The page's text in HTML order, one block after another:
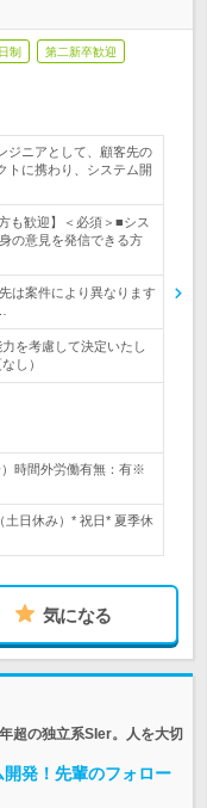
制 第二新卒歓迎
ジニアとして、顧客先の
トに携わり、システム開
も歓迎】＜必須＞■シス
の意見を発信できる方
は案件により異なります
を考慮して決定いたし
し）
時間外労働有無：有※
日休み）* 祝日* 夏季休
気になる
超の独立系SIer。人を大切
開発！先輩のフォロー